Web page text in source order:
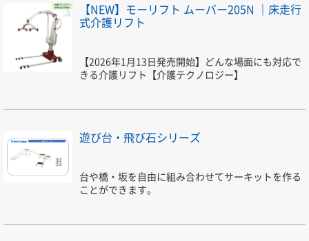
【NEW】モーリフト ムーバー205N ｜床走行
式介護リフト
【2026年1月13日発売開始】どんな場面にも対応で
きる介護リフト【介護テクノロジー】
遊び台・飛び石シリーズ
台や橋・坂を自由に組み合わせてサーキットを作る
ことができます。